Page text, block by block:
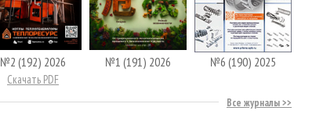
№2 (192) 2026
Скачать PDF
№1 (191) 2026 №6 (190) 2025
Все журналы